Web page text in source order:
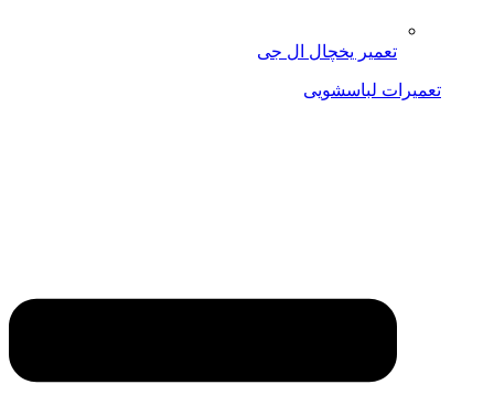
تعمیر یخچال ال جی
تعمیرات لباسشویی